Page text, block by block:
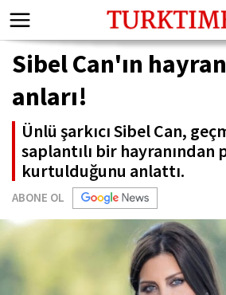
Sibel Can'ın
anları!
Ünlü şarkıcı Sibel Can,
saplantılı bir hayranından
kurtulduğunu anlattı.
ABONE OL